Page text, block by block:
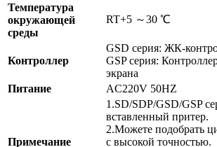
Температура
окружающей
среды
RT+5 ～30 ℃
Контроллер
GSD серия: ЖК-
GSP серия:
экрана
Питание
AC220V 50HZ
Примечание
1.SD/SDP/GSD/GSP
вставленный притер.
2.Можете подобрать
с высокой точностью.